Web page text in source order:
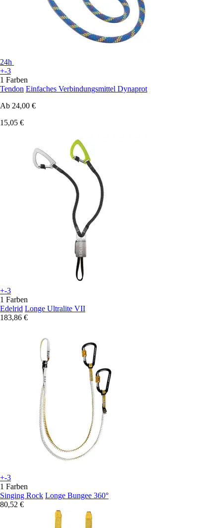
24h
+-3
1 Farben
Tendon Einfaches Verbindungsmittel Dynaprot
Ab 24,00 €
15,05 €
+-3
1 Farben
Edelrid Longe Ultralite VII
183,86 €
+-3
1 Farben
Singing Rock Longe Bungee 360°
80,52 €